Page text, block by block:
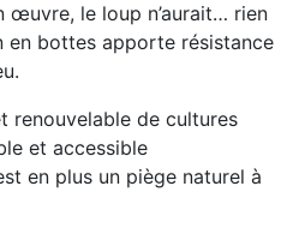
œuvre, le loup n’aurait… rien
en bottes apporte résistance
renouvelable de cultures
et accessible
en plus un piège naturel à